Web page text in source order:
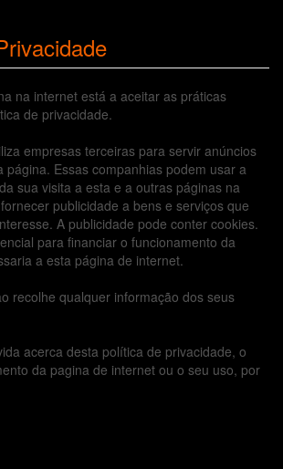
na internet está a aceitar as práticas
de privacidade.
empresas terceiras para servir anúncios
página. Essas companhias podem usar a
sua visita a esta e a outras páginas na
publicidade a bens e serviços que
A publicidade pode conter cookies.
para financiar o funcionamento da
a esta página de internet.
recolhe qualquer informação dos seus
acerca desta política de privacidade, o
da pagina de internet ou o seu uso, por